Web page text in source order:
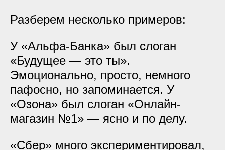
Разберем несколько примеров:
У «Альфа-Банка» был слоган
«Будущее — это ты».
Эмоционально, просто, немного
пафосно, но запоминается. У
«Озона» был слоган «Онлайн-
магазин №1» — ясно и по делу.
«Сбер» много экспериментировал,